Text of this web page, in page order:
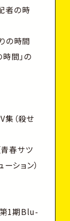
者の時
の時間
間」の
集（殺せ
青春サツ
ション）
1期Blu-